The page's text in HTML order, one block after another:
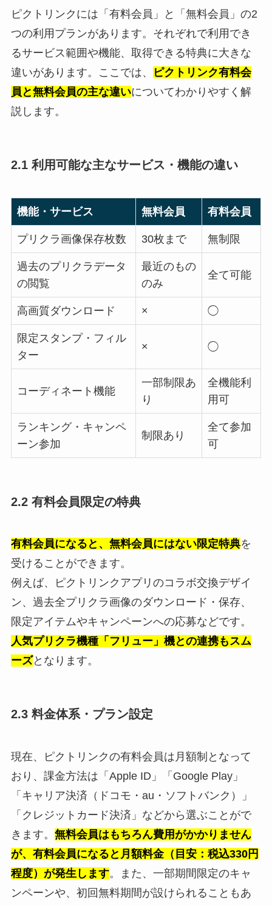
ピクトリンクには「有料会員」と「無料会員」の2
つの利用プランがあります。それぞれで利用でき
るサービス範囲や機能、取得できる特典に大きな
違いがあります。ここでは、
ピクトリンク有料会
員と無料会員の主な違いについてわかりやすく解
説します。
2.1 利用可能な主なサービス・機能の違い
機能・サービス 無料会員 有料会員
プリクラ画像保存枚数 30枚まで 無制限
過去のプリクラデータ
の閲覧
最近のもの
のみ
全て可能
高画質ダウンロード × ◯
限定スタンプ・フィル
ター
× ◯
コーディネート機能
一部制限あ
り
全機能利
用可
ランキング・キャンペ
ーン参加
制限あり
全て参加
可
2.2 有料会員限定の特典
有料会員になると、無料会員にはない限定特典を
受けることができます。
例えば、ピクトリンクアプリのコラボ交換デザイ
ン、過去全プリクラ画像のダウンロード・保存、
限定アイテムやキャンペーンへの応募などです。
人気プリクラ機種「フリュー」機との連携もスム
ーズとなります。
2.3 料金体系・プラン設定
現在、ピクトリンクの有料会員は月額制となって
おり、課金方法は「Apple ID」「Google Play」
「キャリア決済（ドコモ・au・ソフトバンク）」
「クレジットカード決済」などから選ぶことがで
きます。 無料会員はもちろん費用がかかりません
が、有料会員になると月額料金（目安：税込330円
程度）が発生します。また、一部期間限定のキャ
ンペーンや、初回無料期間が設けられることもあ